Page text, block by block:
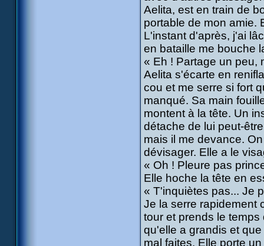
Aelita, est en train de
portable de mon amie.
L'instant d'après, j'ai
en bataille me bouche
« Eh ! Partage un peu,
Aelita s'écarte en
cou et me serre si fort
manqué. Sa main
montent à la tête. Un
détache de lui peut-
mais il me devance.
dévisager. Elle a le
« Oh ! Pleure pas
Elle hoche la tête en
« T'inquiètes pas... Je
Je la serre rapidement
tour et prends le
qu'elle a grandis et
mal faites. Elle porte